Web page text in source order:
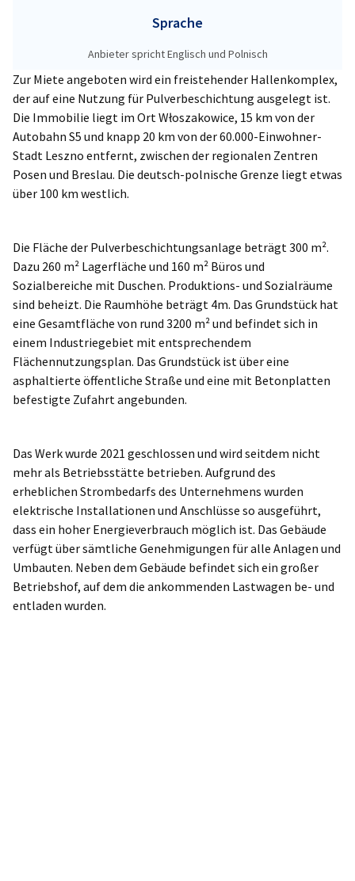
Sprache
Anbieter spricht Englisch und Polnisch
Zur Miete angeboten wird ein freistehender Hallenkomplex,
der auf eine Nutzung für Pulverbeschichtung ausgelegt ist.
Die Immobilie liegt im Ort Włoszakowice, 15 km von der
Autobahn S5 und knapp 20 km von der 60.000-Einwohner-
Stadt Leszno entfernt, zwischen der regionalen Zentren
Posen und Breslau. Die deutsch-polnische Grenze liegt etwas
über 100 km westlich.
Die Fläche der Pulverbeschichtungsanlage beträgt 300 m².
Dazu 260 m² Lagerfläche und 160 m² Büros und
Sozialbereiche mit Duschen. Produktions- und Sozialräume
sind beheizt. Die Raumhöhe beträgt 4m. Das Grundstück hat
eine Gesamtfläche von rund 3200 m² und befindet sich in
einem Industriegebiet mit entsprechendem
Flächennutzungsplan. Das Grundstück ist über eine
asphaltierte öffentliche Straße und eine mit Betonplatten
befestigte Zufahrt angebunden.
Das Werk wurde 2021 geschlossen und wird seitdem nicht
mehr als Betriebsstätte betrieben. Aufgrund des
erheblichen Strombedarfs des Unternehmens wurden
elektrische Installationen und Anschlüsse so ausgeführt,
dass ein hoher Energieverbrauch möglich ist. Das Gebäude
verfügt über sämtliche Genehmigungen für alle Anlagen und
Umbauten. Neben dem Gebäude befindet sich ein großer
Betriebshof, auf dem die ankommenden Lastwagen be- und
entladen wurden.